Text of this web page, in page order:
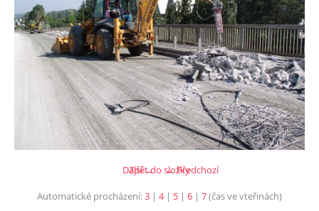
← Předchozí
Další →
Zpět do složky
Automatické procházení:3 | 4| 5 | 6 | 7(čas ve vteřinách)